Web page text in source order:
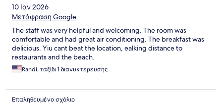
10 Ιαν 2026
Μετάφραση Google
The staff was very helpful and welcoming. The room was
comfortable and had great air conditioning. The breakfast was
delicious. Yiu cant beat the location, ealking distance to
restaurants and the beach.
Randi, ταξίδι 1 διανυκτέρευσης
Επαληθευμένο σχόλιο